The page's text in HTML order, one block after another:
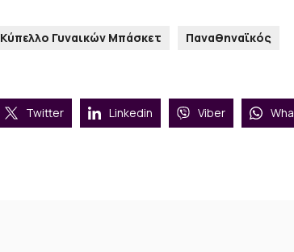
Κύπελλο Γυναικών Μπάσκετ Παναθηναϊκός
Twitter Linkedin Viber